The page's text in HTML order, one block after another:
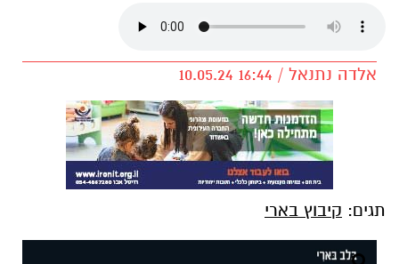
אלדה נתנאל / 16:44 10.05.24
תגים: קיבוץ בארי